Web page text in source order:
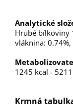
Analytické
Hrubé bílkoviny
vláknina:
1245 kcal -
Krmná